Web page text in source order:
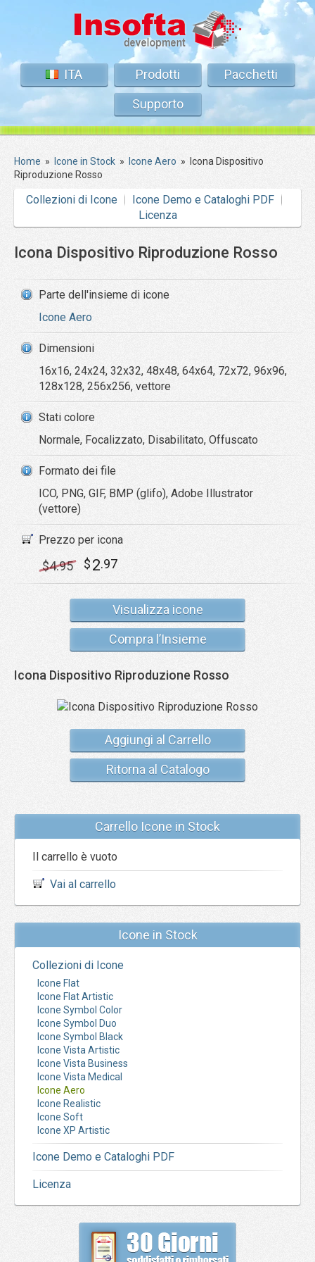
ITA Prodotti
Pacchetti
Supporto
Home » Icone in Stock » Icone Aero »
Icona Dispositivo
Riproduzione Rosso
Collezioni di Icone
Icone Demo e Cataloghi PDF
Licenza
Icona Dispositivo Riproduzione Rosso
Parte dell'insieme di icone
Icone Aero
Dimensioni
16x16, 24x24, 32x32, 48x48, 64x64, 72x72, 96x96,
128x128, 256x256, vettore
Stati colore
Normale, Focalizzato, Disabilitato, Offuscato
Formato dei file
ICO, PNG, GIF, BMP (glifo), Adobe Illustrator
(vettore)
Prezzo per icona
$4.95 $2.97
Visualizza icone
Compra l’Insieme
Icona Dispositivo Riproduzione Rosso
Aggiungi al Carrello
Ritorna al Catalogo
Carrello Icone in Stock
Il carrello è vuoto
Vai al carrello
Icone in Stock
Collezioni di Icone
Icone Flat
Icone Flat Artistic
Icone Symbol Color
Icone Symbol Duo
Icone Symbol Black
Icone Vista Artistic
Icone Vista Business
Icone Vista Medical
Icone Aero
Icone Realistic
Icone Soft
Icone XP Artistic
Icone Demo e Cataloghi PDF
Licenza